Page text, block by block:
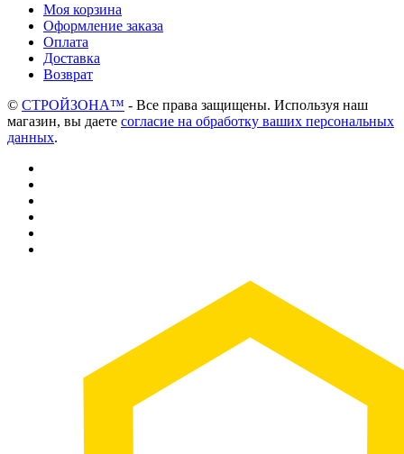
Моя корзина
Оформление заказа
Оплата
Доставка
Возврат
© СТРОЙЗОНА™ - Все права защищены. Используя наш
магазин, вы даете согласие на обработку ваших персональных
данных.